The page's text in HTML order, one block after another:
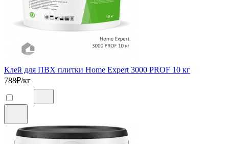
Клей для ПВХ плитки Home Expert 3000 PROF 10 кг
788₽/кг